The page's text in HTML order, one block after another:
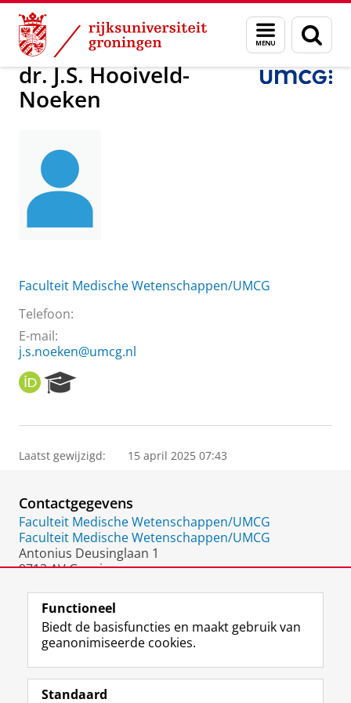
Skip
Content
Skip
Navigation
Menu
en
zoeken
Over ons dr. J.S. Hooiveld-Noeken
dr. J.S. Hooiveld-
Noeken
Faculteit Medische Wetenschappen/UMCG
Telefoon:
E-mail:
j.s.noeken@umcg.nl
O
R
I
e
r
P
o
r
t
a
Laatst gewijzigd: 15 april 2025 07:43
Contactgegevens
Faculteit Medische Wetenschappen/UMCG
Faculteit Medische Wetenschappen/UMCG
Antonius Deusinglaan 1
9713 AV Groningen
Volg de RUG
F
a
L
i
R
S
I
n
Y
o
Functioneel
Biedt de basisfuncties en maakt gebruik van
geanonimiseerde cookies.
Standaard